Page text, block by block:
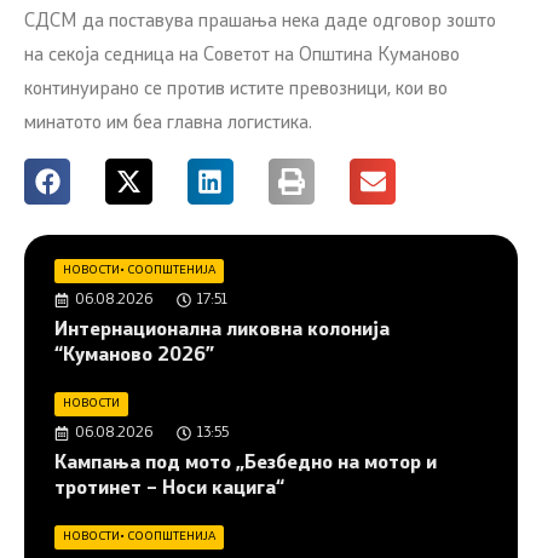
СДСМ да поставува прашања нека даде одговор зошто
на секоја седница на Советот на Општина Куманово
континуирано се против истите превозници, кои во
минатото им беа главна логистика.
НОВОСТИ • СООПШТЕНИЈА
06.08.2026 17:51
Интернационална ликовна колонија
“Куманово 2026”
НОВОСТИ
06.08.2026 13:55
Кампања под мото „Безбедно на мотор и
тротинет – Носи кацига“
НОВОСТИ • СООПШТЕНИЈА